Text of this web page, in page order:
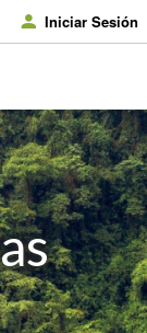
Iniciar Sesión